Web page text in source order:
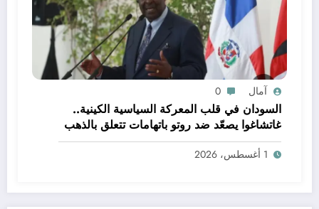
آمال 0
السودان في قلب المعركة السياسية الكينية..
غاتشاغوا يصعّد ضد روتو باتهامات تتعلق بالذهب
والسلاح وطباعة العملة
1 أغسطس، 2026